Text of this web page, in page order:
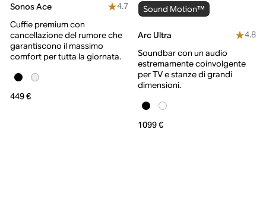
Sonos Ace
4.7
Cuffie premium con
cancellazione del rumore che
garantiscono il massimo
comfort per tutta la giornata.
449 €
Sound Motion™
Arc Ultra
4.8
Soundbar con un audio
estremamente coinvolgente
per TV e stanze di grandi
dimensioni.
1099 €